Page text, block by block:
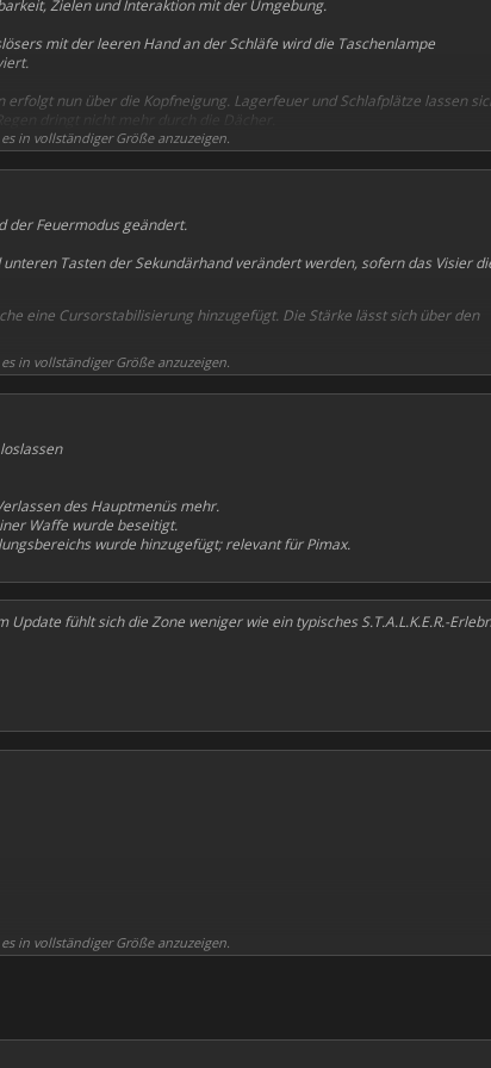
Zielen und Interaktion mit der Umgebung.
mit der leeren Hand an der Schläfe wird die Taschenlampe
nun über die Kopfneigung. Lagerfeuer und Schlafplätze lassen
dringt nicht mehr durch die Dächer.
Bild im Visier wird nun von einer separaten Kamera erzeugt, sodass
die Waffe ans Gesicht geführt wird.
und die Verwacklungskompensation verbessert. Es stehen nun
nur aktiviert wird, wenn der Abzug der zweiten Hand betätigt wird.
in vollständiger Größe anzuzeigen.
der Feuermodus geändert.
Tasten der Sekundärhand verändert werden, sofern das Visier
eine Cursorstabilisierung hinzugefügt. Die Stärke lässt sich über den
selbst ist nun in Kategorien unterteilt. Dadurch wurden einige
um Entschuldigung.
in vollständiger Größe anzuzeigen.
des Hauptmenüs mehr.
Waffe wurde beseitigt.
wurde hinzugefügt; relevant für Pimax.
fühlt sich die Zone weniger wie ein typisches S.T.A.L.K.E.R.-
in vollständiger Größe anzuzeigen.